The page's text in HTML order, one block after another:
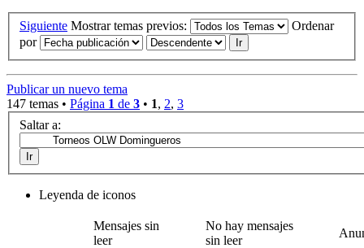
Siguiente Mostrar temas previos:
Ordenar
por
Publicar un nuevo tema
147 temas • Página 1 de 3 • 1, 2, 3
Saltar a:
Leyenda de iconos
Mensajes sin
leer
No hay mensajes
sin leer